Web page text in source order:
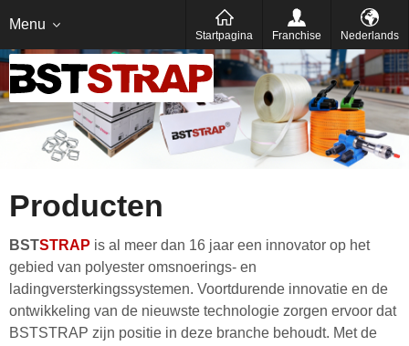
Menu
Startpagina Franchise Nederlands
عربى
Producten
BSTSTRAP is al meer dan 16 jaar een innovator op het
gebied van polyester omsnoerings- en
ladingversterkingssystemen. Voortdurende innovatie en de
ontwikkeling van de nieuwste technologie zorgen ervoor dat
BSTSTRAP zijn positie in deze branche behoudt. Met de